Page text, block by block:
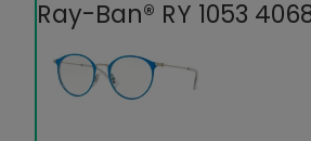
Ray-Ban® RY 1053